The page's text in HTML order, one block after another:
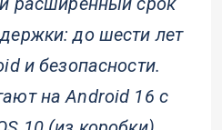
до шести лет
и безопасности.
на Android 16 с